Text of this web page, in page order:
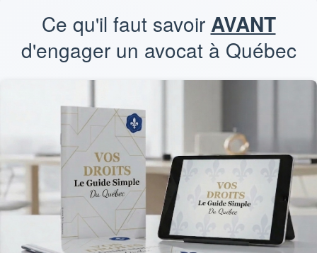
Ce qu'il faut savoir AVANT
d'engager un avocat à Québec